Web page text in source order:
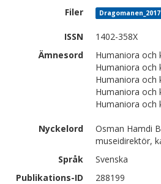
Filer
ISSN
1402-358X
Ämnesord
Humaniora
Humaniora
Humaniora
Humaniora
Humaniora
Nyckelord
Osman Hamdi
museidirektör,
Språk
Svenska
Publikations-ID
288199